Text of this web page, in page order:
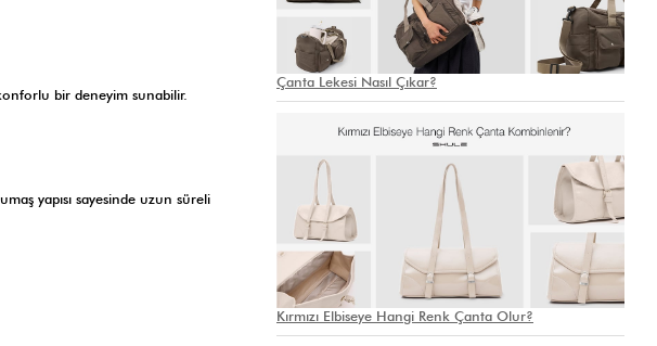
bir deneyim sunabilir.
yapısı sayesinde uzun süreli
Çanta Lekesi Nasıl Çıkar?
Kırmızı Elbiseye Hangi Renk Çanta Olur?